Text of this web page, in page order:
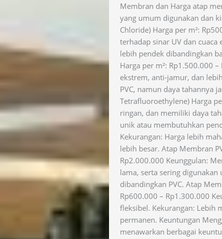
Membran dan Harga atap
yang umum digunakan dan
Chloride) Harga per m²:
terhadap sinar UV dan
lebih pendek dibandingkan
Harga per m²: Rp1.500.000
ekstrem, anti-jamur, dan
PVC, namun daya tahannya
Tetrafluoroethylene) Harga
ringan, dan memiliki daya
unik atau membutuhkan
Kekurangan: Harga lebih
lebih besar. Atap Membran
Rp2.000.000 Keunggulan:
lama, serta sering
dibandingkan PVC. Atap
Rp600.000 – Rp1.300.000
fleksibel. Kekurangan: Lebih
permanen. Keuntungan
menawarkan berbagai